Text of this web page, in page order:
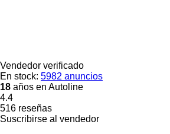
Vendedor verificado
En stock: 5982 anuncios
18 años en Autoline
4.4
516 reseñas
Suscribirse al vendedor